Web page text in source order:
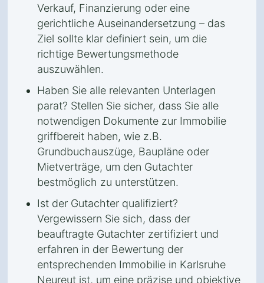
Verkauf, Finanzierung oder eine
gerichtliche Auseinandersetzung – das
Ziel sollte klar definiert sein, um die
richtige Bewertungsmethode
auszuwählen.
Haben Sie alle relevanten Unterlagen
parat? Stellen Sie sicher, dass Sie alle
notwendigen Dokumente zur Immobilie
griffbereit haben, wie z.B.
Grundbuchauszüge, Baupläne oder
Mietverträge, um den Gutachter
bestmöglich zu unterstützen.
Ist der Gutachter qualifiziert?
Vergewissern Sie sich, dass der
beauftragte Gutachter zertifiziert und
erfahren in der Bewertung der
entsprechenden Immobilie in Karlsruhe
Neureut ist, um eine präzise und objektive